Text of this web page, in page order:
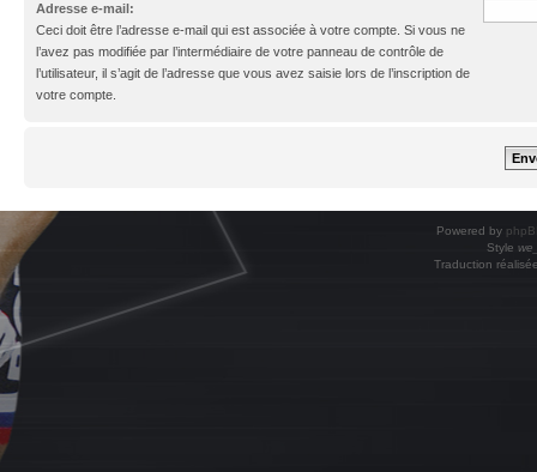
Adresse e-mail:
Ceci doit être l’adresse e-mail qui est associée à votre compte. Si vous ne
l’avez pas modifiée par l’intermédiaire de votre panneau de contrôle de
l’utilisateur, il s’agit de l’adresse que vous avez saisie lors de l’inscription de
votre compte.
Powered by
Style
Traduction